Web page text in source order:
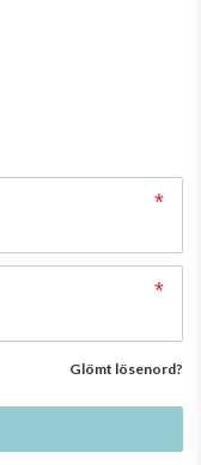
Glömt lösenord?